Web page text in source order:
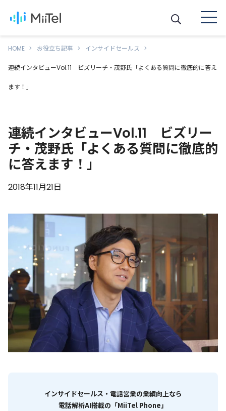
HOME お役立ち記事 インサイドセールス
連続インタビューVol.11 ビズリーチ・茂野氏「よくある質問に徹底的に答え
ます！」
連続インタビューVol.11 ビズリー
チ・茂野氏「よくある質問に徹底的
に答えます！」
2018年11月21日
インサイドセールス・電話営業の業績向上なら
電話解析AI搭載の「MiiTel Phone」